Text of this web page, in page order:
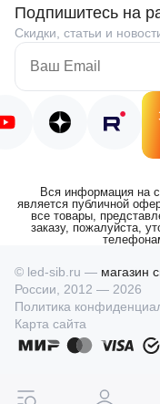
Подпишитесь на
Скидки, статьи и
Вся информация на
является публичной
все товары,
заказу, пожалуйста,
© led-sib.ru — магазин
России, 2012 — 2026
Политика
Карта сайта